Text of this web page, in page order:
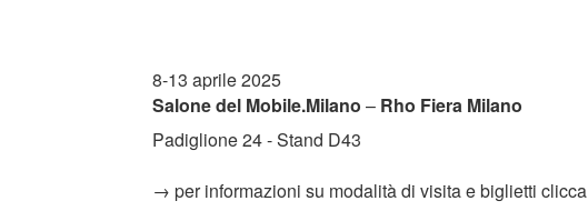
8-13 aprile 2025
Salone del Mobile.Milano – Rho Fiera Milano
Padiglione 24 - Stand D43
→ per informazioni su modalità di visita e biglietti clicca